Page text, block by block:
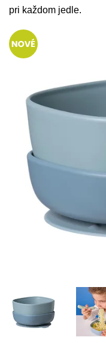
pri každom jedle.